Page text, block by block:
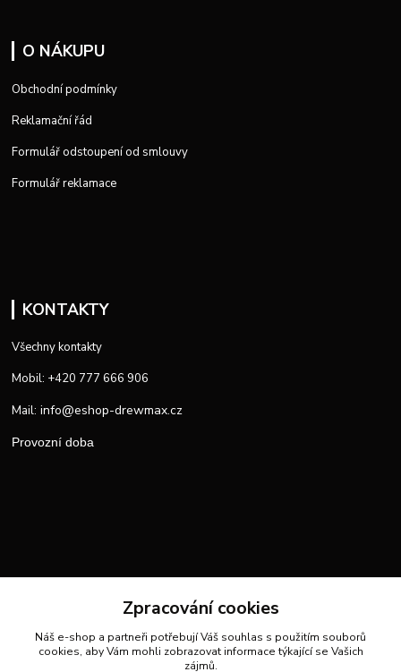
O NÁKUPU
Obchodní podmínky
Reklamační řád
Formulář odstoupení od smlouvy
Formulář reklamace
KONTAKTY
Všechny kontakty
Mobil: +420 777 666 906
Mail: info@eshop-drewmax.cz
Provozní doba
Zpracování cookies
Náš e-shop a partneři potřebují Váš souhlas s použitím souborů
cookies, aby Vám mohli zobrazovat informace týkající se Vašich
zájmů.